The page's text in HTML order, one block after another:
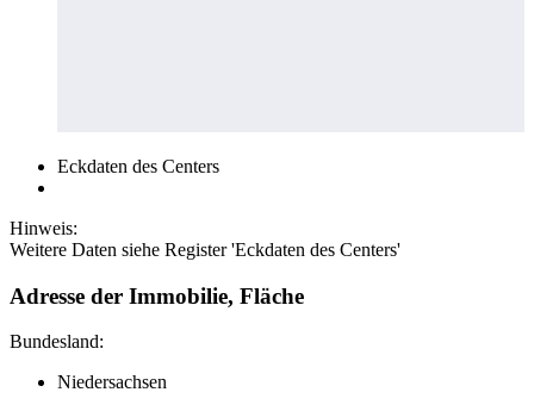
Eckdaten des Centers
Hinweis:
Weitere Daten siehe Register 'Eckdaten des Centers'
Adresse der Immobilie, Fläche
Bundesland:
Niedersachsen